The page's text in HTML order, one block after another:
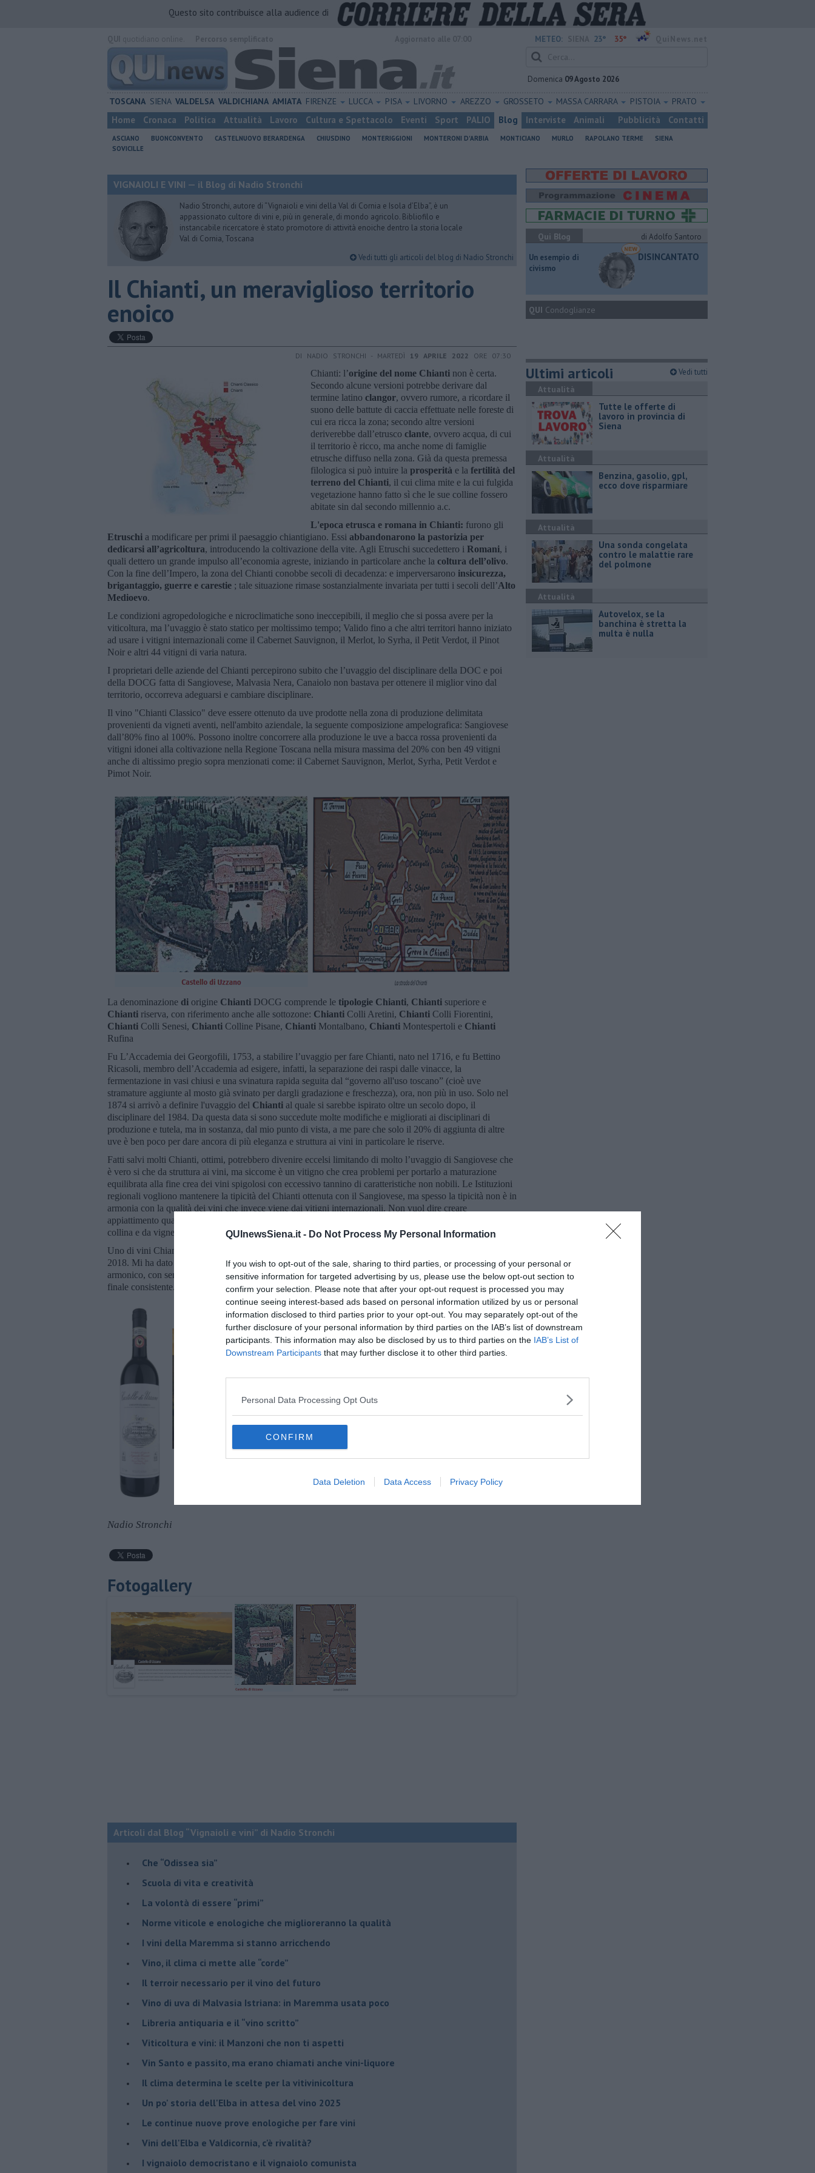
QUInewsSiena.it - Do Not Process My Personal Information
If you wish to opt-out of the sale, sharing to third parties, or processing of your personal or
sensitive information for targeted advertising by us, please use the below opt-out section to
confirm your selection. Please note that after your opt-out request is processed you may
continue seeing interest-based ads based on personal information utilized by us or personal
information disclosed to third parties prior to your opt-out. You may separately opt-out of the
further disclosure of your personal information by third parties on the IAB’s list of downstream
participants. This information may also be disclosed by us to third parties on the IAB’s List of
Downstream Participants that may further disclose it to other third parties.
Personal Data Processing Opt Outs
CONFIRM
Data Deletion Data Access Privacy Policy
Questo sito contribuisce alla audience di
METEO: 23° 35°
Domenica 09 Agosto 2026
TOSCANA SIENA VALDELSA VALDICHIANA AMIATA FIRENZE LUCCA PISA LIVORNO AREZZO GROSSETO MASSA CARRARA PISTOIA PRATO
Home Cronaca Politica Attualità Lavoro Cultura e Spettacolo Eventi Sport PALIO Blog Interviste Animali Pubblicità Contatti
ASCIANO BUONCONVENTO CASTELNUOVO BERARDENGA CHIUSDINO MONTERIGGIONI MONTERONI D'ARBIA MONTICIANO MURLO RAPOLANO TERME
SIENA
SOVICILLE
VIGNAIOLI E VINI — il Blog di Nadio Stronchi
Nadio Stronchi, autore di “Vignaioli e vini della Val di Cornia e Isola d’Elba”, è un
appassionato cultore di vini e, più in generale, di mondo agricolo. Bibliofilo e
instancabile ricercatore è stato promotore di attività enoiche dentro la storia locale
Val di Cornia, Toscana
Vedi tutti gli articoli del blog di Nadio Stronchi
​Il Chianti, un meraviglioso territorio
enoico
DI NADIO STRONCHI - MARTEDÌ 19 APRILE 2022 ORE 07:30
Chianti: l’origine del nome Chianti non è certa.
Secondo alcune versioni potrebbe derivare dal
termine latino clangor, ovvero rumore, a ricordare il
suono delle battute di caccia effettuate nelle foreste di
cui era ricca la zona; secondo altre versioni
deriverebbe dall’etrusco clante, ovvero acqua, di cui
il territorio è ricco, ma anche nome di famiglie
etrusche diffuso nella zona. Già da questa premessa
filologica si può intuire la prosperità e la fertilità del
terreno del Chianti, il cui clima mite e la cui fulgida
vegetazione hanno fatto sì che le sue colline fossero
abitate sin dal secondo millennio a.c.
L'epoca etrusca e romana in Chianti: furono gli
Etruschi a modificare per primi il paesaggio chiantigiano. Essi abbandonarono la pastorizia per
dedicarsi all’agricoltura, introducendo la coltivazione della vite. Agli Etruschi succedettero i Romani, i
quali dettero un grande impulso all’economia agreste, iniziando in particolare anche la coltura dell’olivo.
Con la fine dell’Impero, la zona del Chianti conobbe secoli di decadenza: e imperversarono insicurezza,
brigantaggio, guerre e carestie ; tale situazione rimase sostanzialmente invariata per tutti i secoli dell’Alto
Medioevo.
Le condizioni agropedologiche e nicroclimatiche sono ineccepibili, il meglio che si possa avere per la
viticoltura, ma l’uvaggio è stato statico per moltissimo tempo; Valido fino a che altri territori hanno iniziato
ad usare i vitigni internazionali come il Cabernet Sauvignon, il Merlot, lo Syrha, il Petit Verdot, il Pinot
Noir e altri 44 vitigni di varia natura.
I proprietari delle aziende del Chianti percepirono subito che l’uvaggio del disciplinare della DOC e poi
della DOCG fatta di Sangiovese, Malvasia Nera, Canaiolo non bastava per ottenere il miglior vino dal
territorio, occorreva adeguarsi e cambiare disciplinare.
Il vino "Chianti Classico" deve essere ottenuto da uve prodotte nella zona di produzione delimitata
provenienti da vigneti aventi, nell'ambito aziendale, la seguente composizione ampelografica: Sangiovese
dall’80% fino al 100%. Possono inoltre concorrere alla produzione le uve a bacca rossa provenienti da
vitigni idonei alla coltivazione nella Regione Toscana nella misura massima del 20% con ben 49 vitigni
anche di altissimo pregio sopra menzionati come: il Cabernet Sauvignon, Merlot, Syrha, Petit Verdot e
Pimot Noir.
La denominazione di origine Chianti DOCG comprende le tipologie Chianti, Chianti superiore e
Chianti riserva, con riferimento anche alle sottozone: Chianti Colli Aretini, Chianti Colli Fiorentini,
Chianti Colli Senesi, Chianti Colline Pisane, Chianti Montalbano, Chianti Montespertoli e Chianti
Rufina
Fu L’Accademia dei Georgofili, 1753, a stabilire l’uvaggio per fare Chianti, nato nel 1716, e fu Bettino
Ricasoli, membro dell’Accademia ad esigere, infatti, la separazione dei raspi dalle vinacce, la
fermentazione in vasi chiusi e una svinatura rapida seguita dal “governo all'uso toscano” (cioè uve
stramature aggiunte al mosto già svinato per dargli gradazione e freschezza), ora, non più in uso. Solo nel
1874 si arrivò a definire l'uvaggio del Chianti al quale si sarebbe ispirato oltre un secolo dopo, il
disciplinare del 1984. Da questa data si sono succedute molte modifiche e migliorati ai disciplinari di
produzione e tutela, ma in sostanza, dal mio punto di vista, a me pare che solo il 20% di aggiunta di altre
uve è ben poco per dare ancora di più eleganza e struttura ai vini in particolare le riserve.
Fatti salvi molti Chianti, ottimi, potrebbero divenire eccelsi limitando di molto l’uvaggio di Sangiovese che
è vero si che da struttura ai vini, ma siccome è un vitigno che crea problemi per portarlo a maturazione
equilibrata alla fine crea dei vini spigolosi con eccessivo tannino di caratteristiche non nobili. Le Istituzioni
regionali vogliono mantenere la tipicità del Chianti ottenuta con il Sangiovese, ma spesso la tipicità non è in
armonia con la qualità dei vini che invece viene dai vitigni internazionali. Non vuol dire creare
appiattimento qualitativo perché alla fine è il territorio (terroir) che fa le differenze anche da collina ad altra
collina e da vigneto a vigneto (cru).
Uno di vini Chianti è quello dell’azienda vinicola “Castello di Uzzano” Chianti Classico, la vendemmia del
2018. Mi ha dato le seguenti sensazioni: Colore: rosso rubino con tonalità vivace. Profumo: franco,
armonico, con sentori mammola e cuoio. Gusto: armonico, piacevole, leggera vinosità con una sensazione
finale consistente.
Nadio Stronchi
Fotogallery
Articoli dal Blog “Vignaioli e vini” di Nadio Stronchi
​Che “Odissea sia”
Scuola di vita e creatività
​La volontà di essere “primi”
Norme viticole e enologiche che miglioreranno la qualità
​I vini della Maremma si stanno arricchendo
Vino, il clima ci mette alle “corde”
Il terroir necessario per il vino del futuro
​Vino di uva di Malvasia Istriana: in Maremma usata poco
​Libreria antiquaria e il “vino scritto”
​Viticoltura e vini: il Manzoni che non ti aspetti
​Vin Santo e passito, ma erano chiamati anche vini-liquore
Il clima determina le scelte per la vitivinicoltura
Un po' storia dell'Elba in attesa del vino 2025
Le continue nuove prove enologiche per fare vini
Vini dell'Elba e Valdicornia, c'è rivalità?
​I vignaiolo democristano e il vignaiolo comunista
Qui Blog
di Adolfo Santoro
​Un esempio di
civismo
DISINCANTATO
QUI Condoglianze
Ultimi articoli Vedi tutti
Attualità
​Tutte le offerte di
lavoro in provincia di
Siena
Attualità
​Benzina, gasolio, gpl,
ecco dove risparmiare
Attualità
Una sonda congelata
contro le malattie rare
del polmone
Attualità
Autovelox, se la
banchina è stretta la
multa è nulla